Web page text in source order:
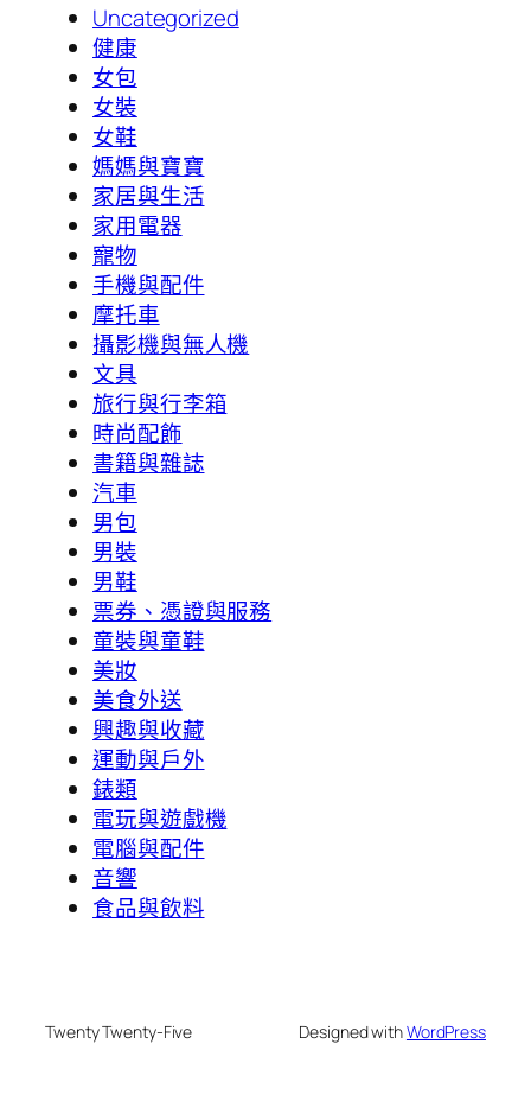
Uncategorized
健康
女包
女裝
女鞋
媽媽與寶寶
家居與生活
家用電器
寵物
手機與配件
摩托車
攝影機與無人機
文具
旅行與行李箱
時尚配飾
書籍與雜誌
汽車
男包
男裝
男鞋
票券、憑證與服務
童裝與童鞋
美妝
美食外送
興趣與收藏
運動與戶外
錶類
電玩與遊戲機
電腦與配件
音響
食品與飲料
Twenty Twenty-Five Designed withWordPress